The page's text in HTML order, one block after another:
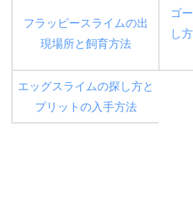
フラッピースライムの出
現場所と飼育方法
ゴ
し
エッグスライムの探し方と
プリットの入手方法